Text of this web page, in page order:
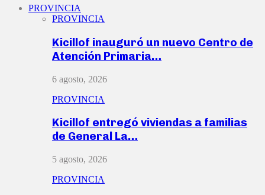
PROVINCIA
PROVINCIA
Kicillof inauguró un nuevo Centro de
Atención Primaria…
6 agosto, 2026
PROVINCIA
Kicillof entregó viviendas a familias
de General La…
5 agosto, 2026
PROVINCIA